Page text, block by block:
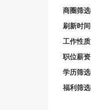
商圈筛选
刷新时间
工作性质
职位薪资
学历筛选
福利筛选